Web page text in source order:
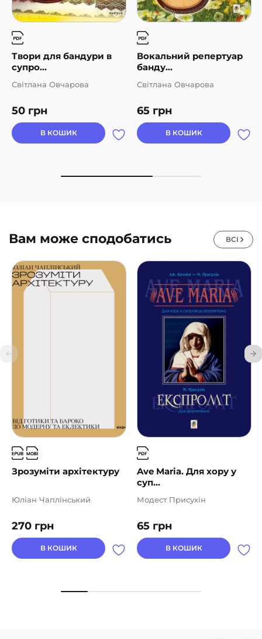
Твори для бандури в
супро...
50 грн
Світлана Овчарова
В КОШИК
Вокальний репертуар
банду...
65 грн
Світлана Овчарова
В КОШИК
Вам може сподобатись ВСІ
Зрозуміти архітектуру
270 грн
Юліан Чаплінський
В КОШИК
Ave Maria. Для хору у
суп...
65 грн
Модест Присухін
В КОШИК